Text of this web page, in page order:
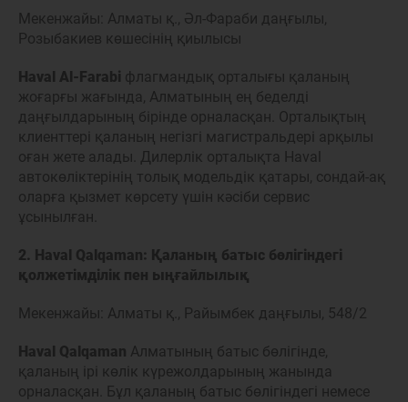
Мекенжайы: Алматы қ., Әл-Фараби даңғылы,
Розыбакиев көшесінің қиылысы
Haval Al-Farabi флагмандық орталығы қаланың
жоғарғы жағында, Алматының ең беделді
даңғылдарының бірінде орналасқан. Орталықтың
клиенттері қаланың негізгі магистральдері арқылы
оған жете алады. Дилерлік орталықта Haval
автокөліктерінің толық модельдік қатары, сондай-ақ
оларға қызмет көрсету үшін кәсіби сервис
ұсынылған.
2. Haval Qalqaman: Қаланың батыс бөлігіндегі
қолжетімділік пен ыңғайлылық
Мекенжайы: Алматы қ., Райымбек даңғылы, 548/2
Haval Qalqaman Алматының батыс бөлігінде,
қаланың ірі көлік күрежолдарының жанында
орналасқан. Бұл қаланың батыс бөлігіндегі немесе